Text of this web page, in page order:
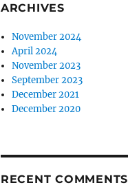
ARCHIVES
November 2024
April 2024
November 2023
September 2023
December 2021
December 2020
RECENT COMMENTS